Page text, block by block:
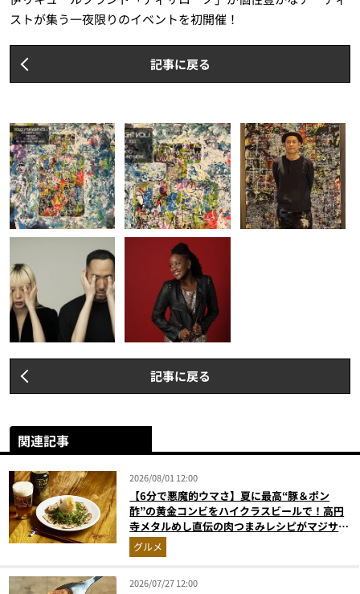
ストが集う一夜限りのイベントを初開催！
記事に戻る
記事に戻る
関連記事
2026/08/01 12:00
【6分で悪魔的ウマさ】夏に最高“豚＆ポン
酢”の黄金コンビをハイクラスビールで！高円
寺メタルめし直伝の肉つまみレシピがマジサイ
コー【マンダ◯リアンにも食べさせたい】
グルメ
2026/07/27 12:00